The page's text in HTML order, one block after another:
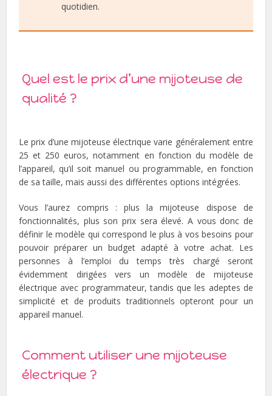
quotidien.
Quel est le prix d’une mijoteuse de
qualité ?
Le prix d’une mijoteuse électrique varie généralement entre
25 et 250 euros, notamment en fonction du modèle de
l’appareil, qu’il soit manuel ou programmable, en fonction
de sa taille, mais aussi des différentes options intégrées.
Vous l’aurez compris : plus la mijoteuse dispose de
fonctionnalités, plus son prix sera élevé. A vous donc de
définir le modèle qui correspond le plus à vos besoins pour
pouvoir préparer un budget adapté à votre achat. Les
personnes à l’emploi du temps très chargé seront
évidemment dirigées vers un modèle de mijoteuse
électrique avec programmateur, tandis que les adeptes de
simplicité et de produits traditionnels opteront pour un
appareil manuel.
Comment utiliser une mijoteuse
électrique ?